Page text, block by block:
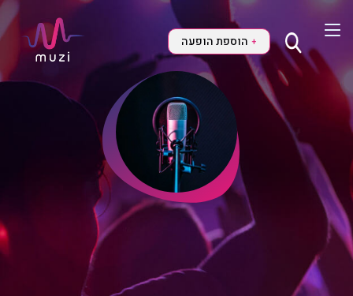
+ הוספת הופעה